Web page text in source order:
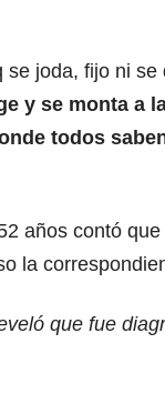
joda, fijo ni se
y se monta a
todos
años contó
la
que fue